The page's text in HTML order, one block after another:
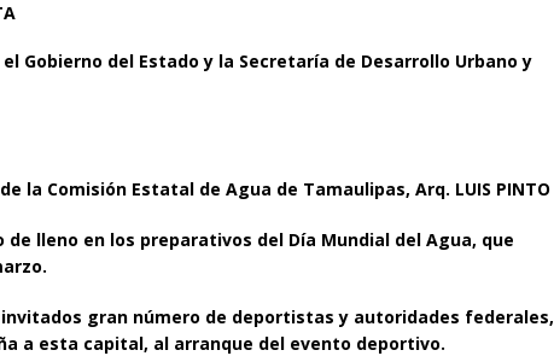
s
s
r
i
p
r
Gobierno del Estado y la Secretaría de Desarrollo Urbano y
la Comisión Estatal de Agua de Tamaulipas, Arq. LUIS PINTO
de lleno en los preparativos del Día Mundial del Agua, que
gran número de deportistas y autoridades federales,
a esta capital, al arranque del evento deportivo.